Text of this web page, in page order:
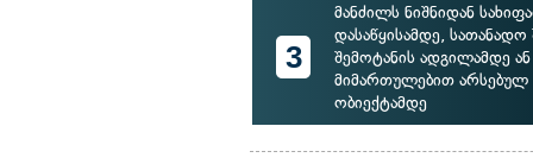
3
მანძილს ნიშნიდან
დასაწყისამდე,
შემოტანის ადგილამდე
მიმართულებით არსებულ
ობიექტამდე